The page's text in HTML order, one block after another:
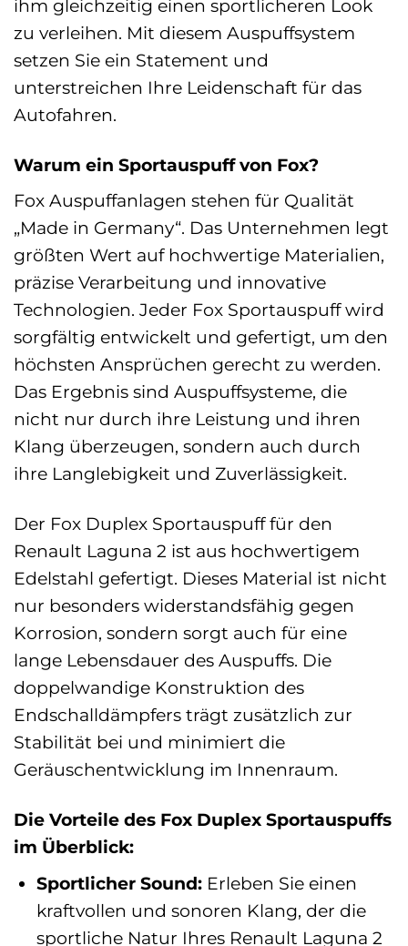
ihm gleichzeitig einen sportlicheren Look
zu verleihen. Mit diesem Auspuffsystem
setzen Sie ein Statement und
unterstreichen Ihre Leidenschaft für das
Autofahren.
Warum ein Sportauspuff von Fox?
Fox Auspuffanlagen stehen für Qualität
„Made in Germany“. Das Unternehmen legt
größten Wert auf hochwertige Materialien,
präzise Verarbeitung und innovative
Technologien. Jeder Fox Sportauspuff wird
sorgfältig entwickelt und gefertigt, um den
höchsten Ansprüchen gerecht zu werden.
Das Ergebnis sind Auspuffsysteme, die
nicht nur durch ihre Leistung und ihren
Klang überzeugen, sondern auch durch
ihre Langlebigkeit und Zuverlässigkeit.
Der Fox Duplex Sportauspuff für den
Renault Laguna 2 ist aus hochwertigem
Edelstahl gefertigt. Dieses Material ist nicht
nur besonders widerstandsfähig gegen
Korrosion, sondern sorgt auch für eine
lange Lebensdauer des Auspuffs. Die
doppelwandige Konstruktion des
Endschalldämpfers trägt zusätzlich zur
Stabilität bei und minimiert die
Geräuschentwicklung im Innenraum.
Die Vorteile des Fox Duplex Sportauspuffs
im Überblick:
Sportlicher Sound:Erleben Sie einen
kraftvollen und sonoren Klang, der die
sportliche Natur Ihres Renault Laguna 2